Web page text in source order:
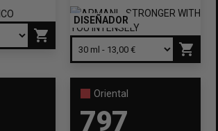
shopping_cart
DISEÑADOR
shopping_cart
Oriental
797